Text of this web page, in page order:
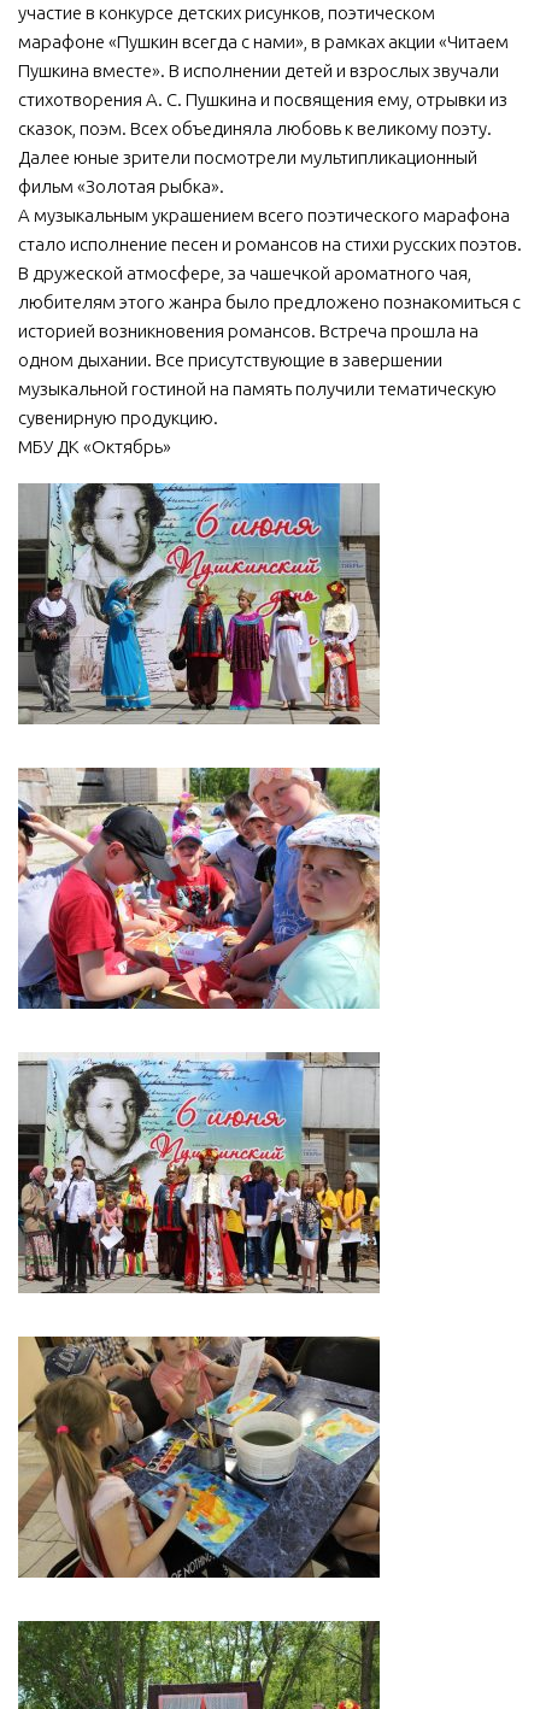
Контакты
участие в конкурсе детских рисунков, поэтическом
марафоне «Пушкин всегда с нами», в рамках акции «Читаем
Пушкина вместе». В исполнении детей и взрослых звучали
стихотворения А. С. Пушкина и посвящения ему, отрывки из
сказок, поэм. Всех объединяла любовь к великому поэту.
Далее юные зрители посмотрели мультипликационный
фильм «Золотая рыбка».
А музыкальным украшением всего поэтического марафона
стало исполнение песен и романсов на стихи русских поэтов.
В дружеской атмосфере, за чашечкой ароматного чая,
любителям этого жанра было предложено познакомиться с
историей возникновения романсов. Встреча прошла на
одном дыхании. Все присутствующие в завершении
музыкальной гостиной на память получили тематическую
сувенирную продукцию.
МБУ ДК «Октябрь»